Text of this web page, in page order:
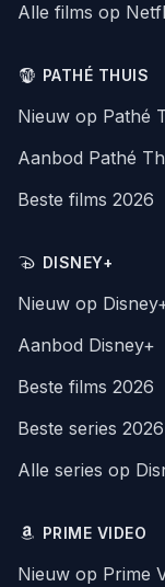
Alle films op
PATHÉ THUIS
Nieuw op Pathé
Aanbod Pathé
Beste films 2026
DISNEY+
Nieuw op
Aanbod Disney+
Beste films 2026
Beste series 2026
Alle series op
PRIME VIDEO
Nieuw op Prime